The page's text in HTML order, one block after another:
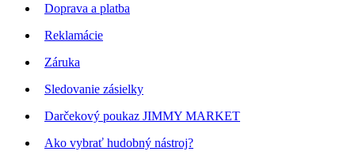
Doprava a platba
Reklamácie
Záruka
Sledovanie zásielky
Darčekový poukaz JIMMY MARKET
Ako vybrať hudobný nástroj?